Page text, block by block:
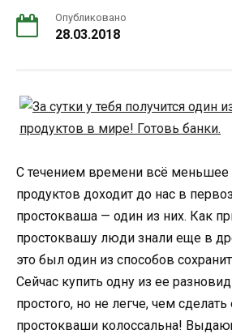
Опубликовано
28.03.2018
С течением времени всё меньшее
продуктов доходит до нас в
простокваша — один из них. Как
простоквашу люди знали еще в
это был один из способов
Сейчас купить одну из ее
простого, но не легче, чем
простокваши колоссальна!